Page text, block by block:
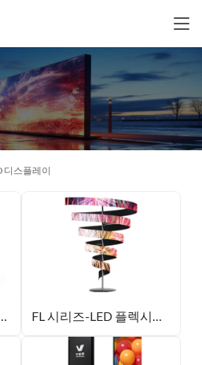
디스플레이
피치 올인원 유닛 FL 시리즈-LED 플렉시블 모듈형 스크린